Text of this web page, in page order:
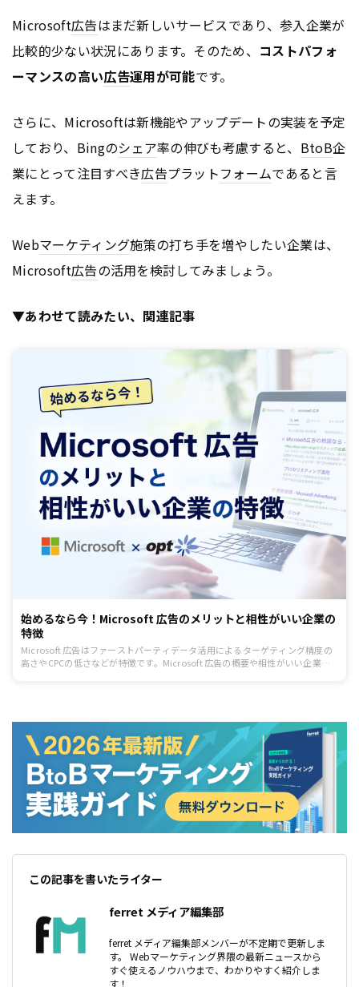
Microsoft広告はまだ新しいサービスであり、参入企業が
比較的少ない状況にあります。そのため、 コストパフォ
ーマンスの高い広告運用が可能です。
さらに、Microsoftは新機能やアップデートの実装を予定
しており、Bingのシェア率の伸びも考慮すると、 BtoB企
業にとって注目すべき広告プラットフォームであると言
えます。
Webマーケティング施策の打ち手を増やしたい企業は、
Microsoft広告の活用を検討してみましょう。
▼あわせて読みたい、関連記事
始めるなら今！Microsoft 広告のメリットと相性がいい企業の
特徴
Microsoft 広告はファーストパーティデータ活用によるターゲティング精度の
高さやCPCの低さなどが特徴です。Microsoft 広告の概要や相性がいい企業な
この記事を書いたライター
ferret メディア編集部
ferret メディア編集部メンバーが不定期で更新しま
す。 Webマーケティング界隈の最新ニュースから
すぐ使えるノウハウまで、わかりやすく紹介しま
す！